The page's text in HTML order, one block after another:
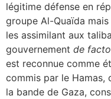
légitime défense en
groupe Al-Quaïda
les assimilant aux
gouvernement de facto
est reconnue comme
commis par le Hamas,
la bande de Gaza,